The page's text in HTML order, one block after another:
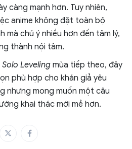
càng mạnh hơn. Tuy nhiên,
anime không đặt toàn bộ
mà chú ý nhiều hơn đến tâm lý,
thành nội tâm.
Solo Leveling mùa tiếp theo, đây
phù hợp cho khán giả yêu
nhưng mong muốn một câu
khai thác mới mẻ hơn.